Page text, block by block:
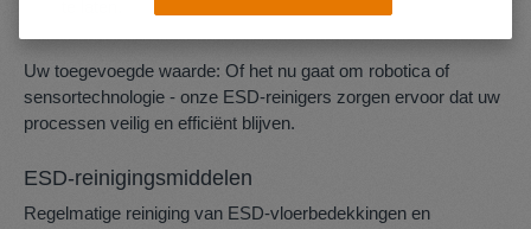
Uw toegevoegde waarde: Of het nu gaat om robotica of
sensortechnologie - onze ESD-reinigers zorgen ervoor dat uw
processen veilig en efficiënt blijven.
ESD-reinigingsmiddelen
Regelmatige reiniging van ESD-vloerbedekkingen en